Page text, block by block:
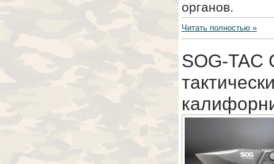
органов.
Читать полностью »
SOG-TAC